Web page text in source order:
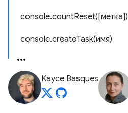
console.countReset([метка])
console.createTask(имя)
Kayce Basques